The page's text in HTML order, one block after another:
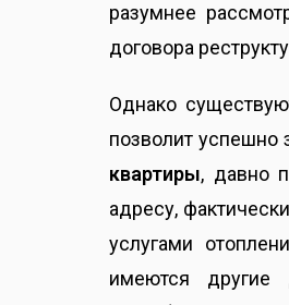
разумнее
договора
Однако
позволит успешно
квартиры, давно
адресу,
услугами
имеются другие